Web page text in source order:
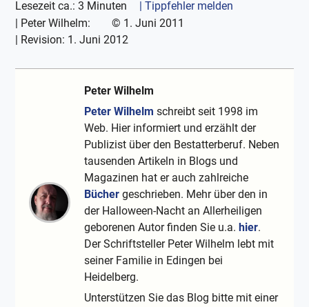
Lesezeit ca.: 3 Minuten
| Tippfehler melden
| Peter Wilhelm: © 1. Juni 2011
| Revision: 1. Juni 2012
Peter Wilhelm
Peter Wilhelm schreibt seit 1998 im
Web. Hier informiert und erzählt der
Publizist über den Bestatterberuf. Neben
tausenden Artikeln in Blogs und
Magazinen hat er auch zahlreiche
Bücher geschrieben. Mehr über den in
der Halloween-Nacht an Allerheiligen
geborenen Autor finden Sie u.a.hier.
Der Schriftsteller Peter Wilhelm lebt mit
seiner Familie in Edingen bei
Heidelberg.
Unterstützen Sie das Blog bitte mit einer